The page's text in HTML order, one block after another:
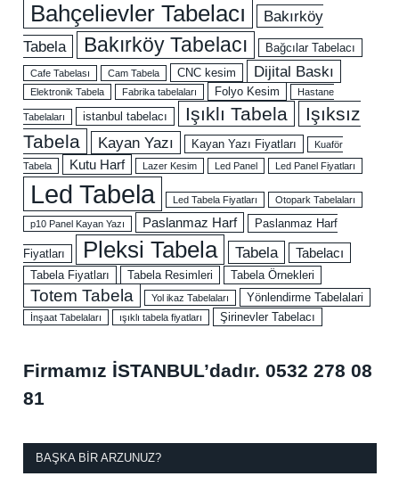
Bahçelievler Tabelacı
Bakırköy
Tabela
Bakırköy Tabelacı Bağcılar Tabelacı
Cafe Tabelası Cam Tabela CNC kesim Dijital Baskı
Elektronik Tabela Fabrika tabelaları Folyo Kesim Hastane
Tabelaları istanbul tabelacı Işıklı Tabela
Işıksız
Tabela
Kayan Yazı Kayan Yazı Fiyatları
Kuaför
Tabela
Kutu Harf Lazer Kesim Led Panel Led Panel Fiyatları
Led Tabela Led Tabela Fiyatları Otopark Tabelaları
p10 Panel Kayan Yazı Paslanmaz Harf Paslanmaz Harf
Fiyatları Pleksi Tabela Tabela Tabelacı
Tabela Fiyatları Tabela Resimleri Tabela Örnekleri
Totem Tabela Yol ikaz Tabelaları Yönlendirme Tabelalari
İnşaat Tabelaları ışıklı tabela fiyatları Şirinevler Tabelacı
Firmamız İSTANBUL’dadır. 0532 278 08
81
BAŞKA BIR ARZUNUZ?